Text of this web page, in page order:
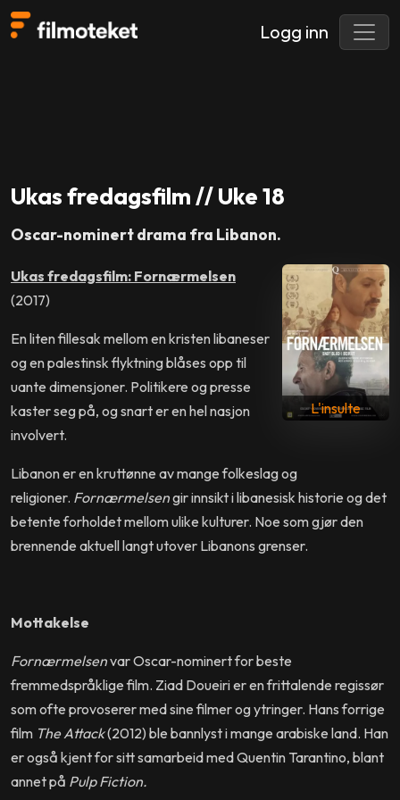
Logg inn
Ukas fredagsfilm // Uke 18
Oscar-nominert drama fra Libanon.
L'insulte
Ukas fredagsfilm: Fornærmelsen
(2017)
En liten fillesak mellom en kristen libaneser
og en palestinsk flyktning blåses opp til
uante dimensjoner. Politikere og presse
kaster seg på, og snart er en hel nasjon
involvert.
Libanon er en kruttønne av mange folkeslag og
religioner. Fornærmelsengir innsikt i libanesisk historie og det
betente forholdet mellom ulike kulturer. Noe som gjør den
brennende aktuell langt utover Libanons grenser.
Mottakelse
Fornærmelsenvar Oscar-nominert for beste
fremmedspråklige film. Ziad Doueiri er en frittalende regissør
som ofte provoserer med sine filmer og ytringer. Hans forrige
film The Attack(2012) ble bannlyst i mange arabiske land. Han
er også kjent for sitt samarbeid med Quentin Tarantino, blant
annet på Pulp Fiction.